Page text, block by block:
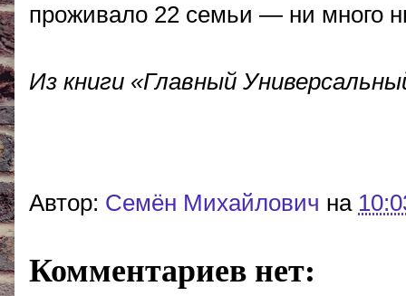
проживало 22 семьи — ни много
Из книги «Главный
Автор: Cемён Михайлович на
Комментариев нет: